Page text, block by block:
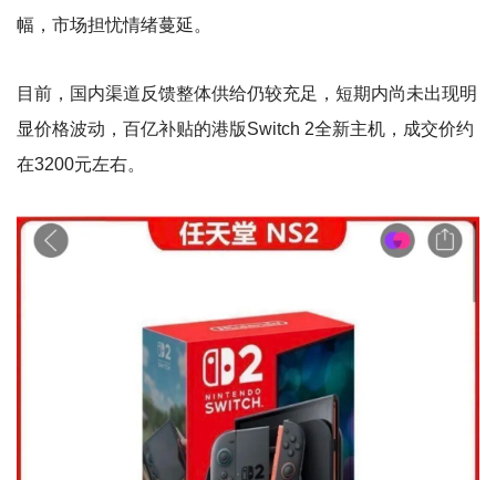
幅，市场担忧情绪蔓延。
目前，国内渠道反馈整体供给仍较充足，短期内尚未出现明
显价格波动，百亿补贴的港版Switch 2全新主机，成交价约
在3200元左右。